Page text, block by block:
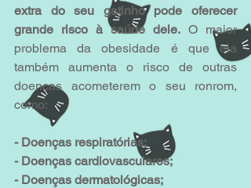
extra do seu gatinho pode oferecer
grande risco à saúde dele. O maior
problema da obesidade é que ela
também aumenta o risco de outras
doenças acometerem o seu ronrom,
como:
- Doenças respiratórias;
- Doenças cardiovasculares;
- Doenças dermatológicas;